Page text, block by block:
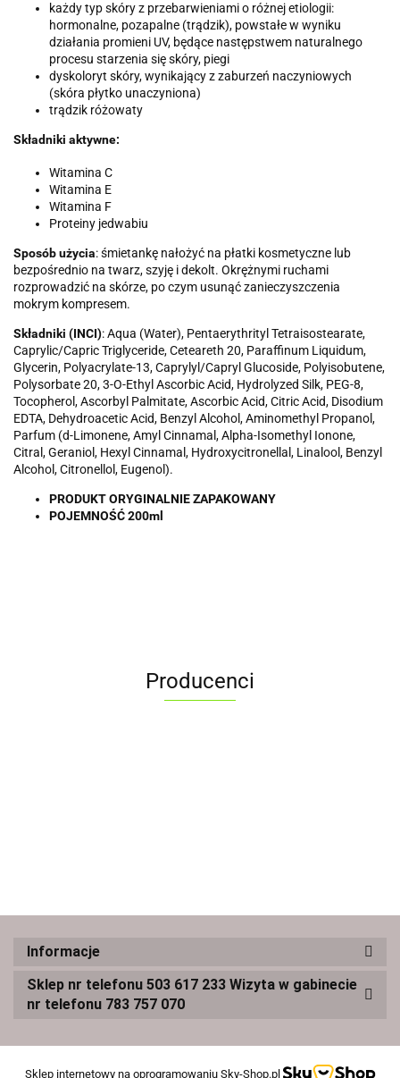
każdy typ skóry z przebarwieniami o różnej etiologii:
hormonalne, pozapalne (trądzik), powstałe w wyniku
działania promieni UV, będące następstwem naturalnego
procesu starzenia się skóry, piegi
dyskoloryt skóry, wynikający z zaburzeń naczyniowych
(skóra płytko unaczyniona)
trądzik różowaty
Składniki aktywne:
Witamina C
Witamina E
Witamina F
Proteiny jedwabiu
Sposób użycia: śmietankę nałożyć na płatki kosmetyczne lub
bezpośrednio na twarz, szyję i dekolt. Okrężnymi ruchami
rozprowadzić na skórze, po czym usunąć zanieczyszczenia
mokrym kompresem.
Składniki (INCI): Aqua (Water), Pentaerythrityl Tetraisostearate,
Caprylic/Capric Triglyceride, Ceteareth 20, Paraffinum Liquidum,
Glycerin, Polyacrylate-13, Caprylyl/Capryl Glucoside, Polyisobutene,
Polysorbate 20, 3-O-Ethyl Ascorbic Acid, Hydrolyzed Silk, PEG-8,
Tocopherol, Ascorbyl Palmitate, Ascorbic Acid, Citric Acid, Disodium
EDTA, Dehydroacetic Acid, Benzyl Alcohol, Aminomethyl Propanol,
Parfum (d-Limonene, Amyl Cinnamal, Alpha-Isomethyl Ionone,
Citral, Geraniol, Hexyl Cinnamal, Hydroxycitronellal, Linalool, Benzyl
Alcohol, Citronellol, Eugenol).
PRODUKT ORYGINALNIE ZAPAKOWANY
POJEMNOŚĆ 200ml
Producenci
Informacje
Sklep nr telefonu 503 617 233 Wizyta w gabinecie
nr telefonu 783 757 070
Sklep internetowy na oprogramowaniu Sky-Shop.pl